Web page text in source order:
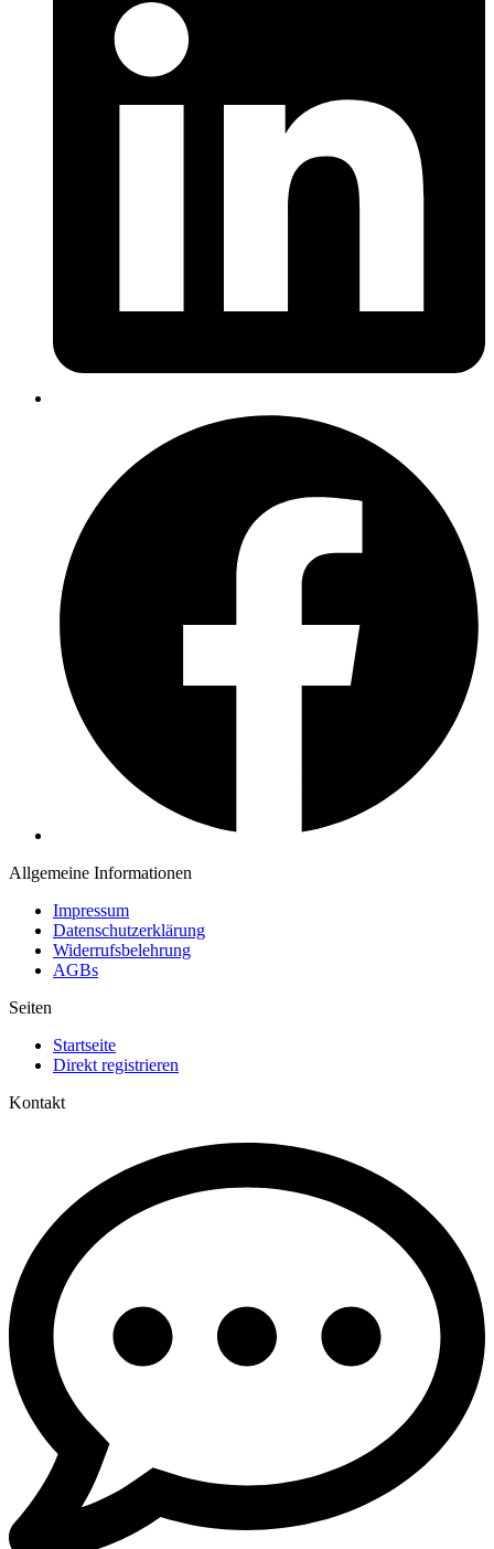
Allgemeine Informationen
Impressum
Datenschutzerklärung
Widerrufsbelehrung
AGBs
Seiten
Startseite
Direkt registrieren
Kontakt